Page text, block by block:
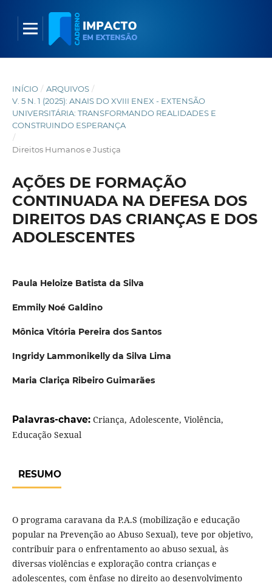
INÍCIO / ARQUIVOS /
V. 5 N. 1 (2025): ANAIS DO XVIII ENEX - EXTENSÃO
UNIVERSITÁRIA: TRANSFORMANDO REALIDADES E
CONSTRUINDO ESPERANÇA
/
Direitos Humanos e Justiça
AÇÕES DE FORMAÇÃO
CONTINUADA NA DEFESA DOS
DIREITOS DAS CRIANÇAS E DOS
ADOLESCENTES
Paula Heloize Batista da Silva
Emmily Noé Galdino
Mônica Vitória Pereira dos Santos
Ingridy Lammonikelly da Silva Lima
Maria Clariça Ribeiro Guimarães
Palavras-chave: Criança, Adolescente, Violência,
Educação Sexual
RESUMO
O programa caravana da P.A.S (mobilização e educação
popular na Prevenção ao Abuso Sexual), teve por objetivo,
contribuir para o enfrentamento ao abuso sexual, às
diversas violências e exploração contra crianças e
adolescentes, com ênfase no direito ao desenvolvimento